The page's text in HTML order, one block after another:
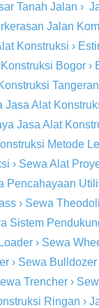
Tanah Jalan ›
Jalan
Konstruksi ›
Bogor ›
Jasa Alat
Jasa Alat
Metode
› Sewa Alat
Pencahayaan
› Sewa
Sistem
› Sewa
› Sewa Bulldozer
Trencher ›
Ringan ›